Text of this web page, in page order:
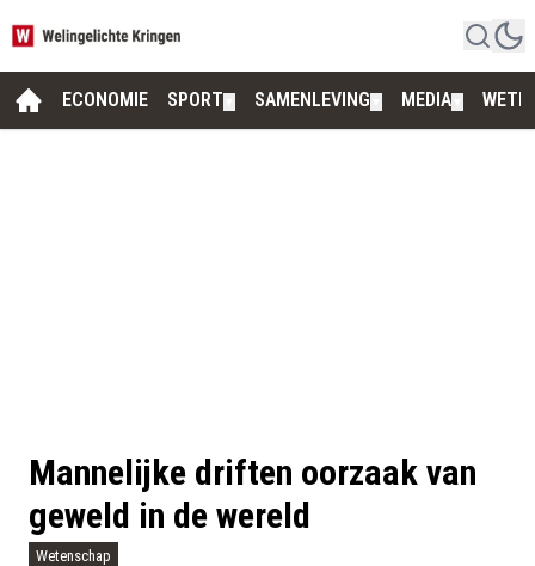
ECONOMIE SPORT SAMENLEVING MEDIA
Mannelijke driften oorzaak van
geweld in de wereld
Wetenschap